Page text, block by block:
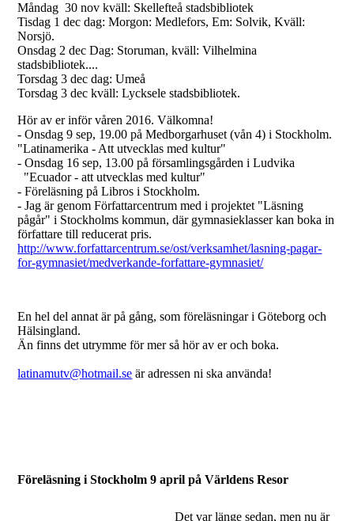
Måndag 30 nov kväll: Skellefteå stadsbibliotek
Tisdag 1 dec dag: Morgon: Medlefors, Em: Solvik, Kväll:
Norsjö.
Onsdag 2 dec Dag: Storuman, kväll: Vilhelmina
stadsbibliotek....
Torsdag 3 dec dag: Umeå
Torsdag 3 dec kväll: Lycksele stadsbibliotek.
Hör av er inför våren 2016. Välkomna!
- Onsdag 9 sep, 19.00 på Medborgarhuset (vån 4) i Stockholm.
"Latinamerika - Att utvecklas med kultur"
- Onsdag 16 sep, 13.00 på församlingsgården i Ludvika
"Ecuador - att utvecklas med kultur"
- Föreläsning på Libros i Stockholm.
- Jag är genom Författarcentrum med i projektet "Läsning
pågår" i Stockholms kommun, där gymnasieklasser kan boka in
författare till reducerat pris.
http://www.forfattarcentrum.se/ost/verksamhet/lasning-pagar-
for-gymnasiet/medverkande-forfattare-gymnasiet/
En hel del annat är på gång, som föreläsningar i Göteborg och
Hälsingland.
Än finns det utrymme för mer så hör av er och boka.
latinamutv@hotmail.se är adressen ni ska använda!
Föreläsning i Stockholm 9 april på Världens Resor
Det var länge sedan, men nu är